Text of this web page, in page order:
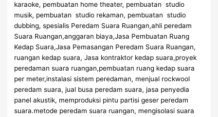
karaoke, pembuatan home theater, pembuatan studio
musik, pembuatan studio rekaman, pembuatan studio
dubbing, spesialis Peredam Suara Ruangan,ahli peredam
Suara Ruangan,anggaran biaya,Jasa Pembuatan Ruang
Kedap Suara,Jasa Pemasangan Peredam Suara Ruangan,
ruangan kedap suara, Jasa kontraktor kedap suara,proyek
peredaman suara ruangan,pembuatan ruang kedap suara
per meter,instalasi sistem peredaman, menjual rockwool
peredam suara, jual busa peredam suara, jasa penyedia
panel akustik, memproduksi pintu partisi geser peredam
suara.metode peredam suara ruangan, mengisolasi suara